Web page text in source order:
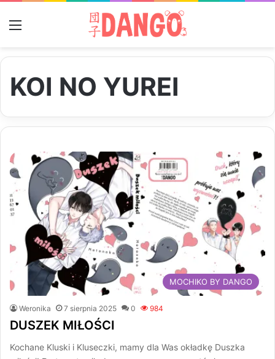
KOI NO YUREI
MOCHIKO BY DANGO
Weronika 7 sierpnia 2025 0 984
DUSZEK MIŁOŚCI
Kochane Kluski i Kluseczki, mamy dla Was okładkę Duszka